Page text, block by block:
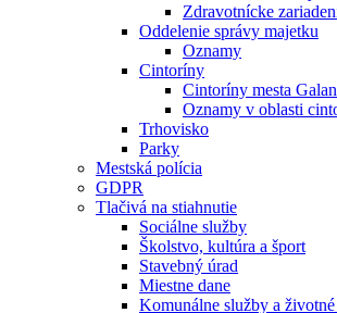
Zdravotnícke
Oddelenie správy majetku
Oznamy
Cintoríny
Cintoríny mesta
Oznamy v oblasti
Trhovisko
Parky
Mestská polícia
GDPR
Tlačivá na stiahnutie
Sociálne služby
Školstvo, kultúra a šport
Stavebný úrad
Miestne dane
Komunálne služby a